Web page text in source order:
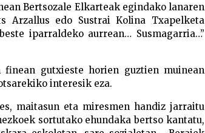
Bertsozale Elkarteak egindako lanaren
Arzallus edo Sustrai Kolina Txapelketa
iparraldeko aurrean… Susmagarria…”
gutxieste horien guztien muinean
interesik eza.
maitasun eta miresmen handiz jarraitu
sortutako ehundaka bertso kantatu,